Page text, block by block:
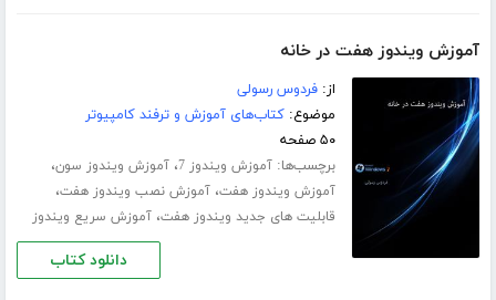
آموزش ویندوز هفت در خانه
از:فردوس رسولی
موضوع:کتاب‌های آموزش و ترفند کامپیوتر
۵۰ صفحه
برچسب‌ها:آموزش ویندوز 7 ،آموزش ویندوز سون،
آموزش ویندوز هفت،آموزش نصب ویندوز هفت،
قابلیت های جدید ویندوز هفت،آموزش سریع ویندوز
دانلود کتاب